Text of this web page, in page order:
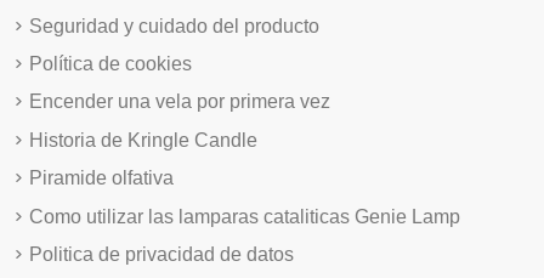
Seguridad y cuidado del producto
Política de cookies
Encender una vela por primera vez
Historia de Kringle Candle
Piramide olfativa
Como utilizar las lamparas cataliticas Genie Lamp
Politica de privacidad de datos